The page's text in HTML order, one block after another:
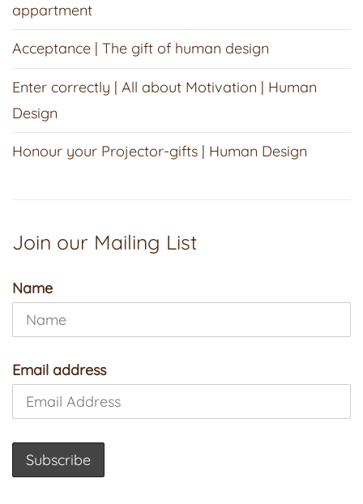
appartment
Acceptance | The gift of human design
Enter correctly | All about Motivation | Human
Design
Honour your Projector-gifts | Human Design
Join our Mailing List
Name
Email address